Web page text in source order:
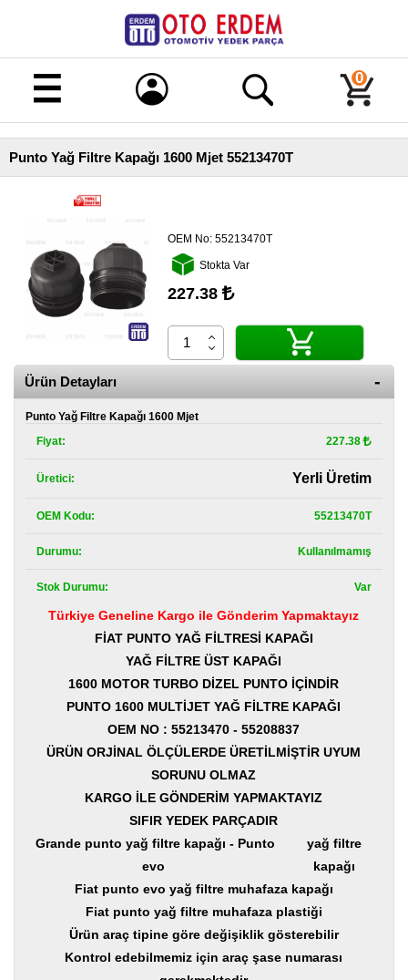
Merhaba!
Giriş
Kayıt
Ana
Sayfa
Tüm
Ürünler
İletişim
Kategoriler
Yedek
Parça
Parça
TOFAŞ
Parça
0
Punto Yağ Filtre Kapağı 1600 Mjet 55213470T
OEM No:55213470T
Stokta Var
227.38
Ürün Detayları
Punto Yağ Filtre Kapağı 1600 Mjet
Fiyat:
227.38
Üretici: Yerli Üretim
OEM Kodu: 55213470T
Durumu: Kullanılmamış
Stok Durumu: Var
Türkiye Geneline Kargo ile Gönderim Yapmaktayız
FİAT PUNTO YAĞ FİLTRESİ KAPAĞI
YAĞ FİLTRE ÜST KAPAĞI
1600 MOTOR TURBO DİZEL PUNTO İÇİNDİR
PUNTO 1600 MULTİJET YAĞ FİLTRE KAPAĞI
OEM NO : 55213470 - 55208837
ÜRÜN ORJİNAL ÖLÇÜLERDE ÜRETİLMİŞTİR UYUM
SORUNU OLMAZ
KARGO İLE GÖNDERİM YAPMAKTAYIZ
SIFIR YEDEK PARÇADIR
Grande punto yağ filtre kapağı - Punto
evo
yağ filtre
kapağı
Fiat punto evo yağ filtre muhafaza kapağı
Fiat punto yağ filtre muhafaza plastiği
Ürün araç tipine göre değişiklik gösterebilir
Kontrol edebilmemiz için araç şase numarası